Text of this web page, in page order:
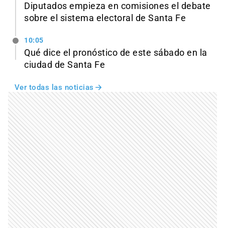
Diputados empieza en comisiones el debate
sobre el sistema electoral de Santa Fe
10:05
Qué dice el pronóstico de este sábado en la
ciudad de Santa Fe
Ver todas las noticias